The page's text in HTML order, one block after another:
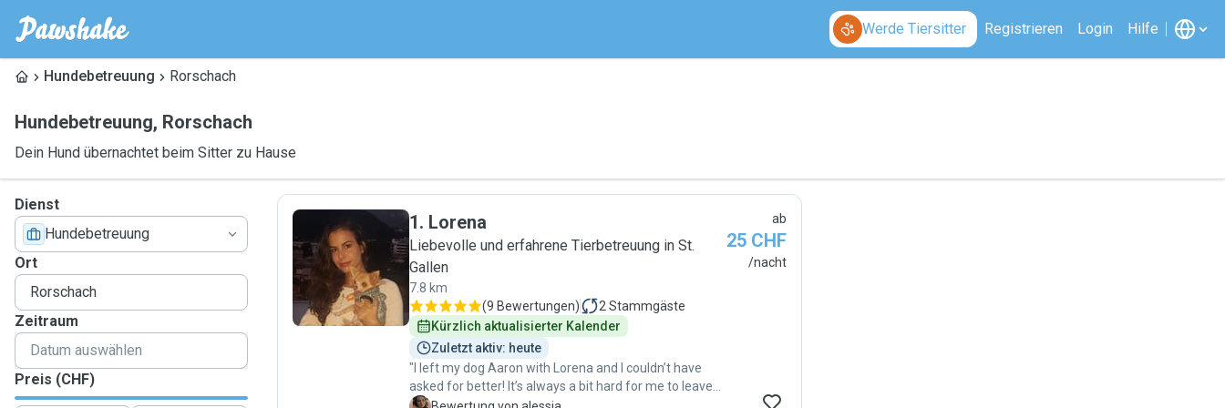
Werde Tiersitter Registrieren Login Hilfe
Hundebetreuung Rorschach
Hundebetreuung, Rorschach
Dein Hund übernachtet beim Sitter zu Hause
Dienst
Hundebetreuung
Ort
Zeitraum
Preis (CHF)
L
1. Lorena
Liebevolle und erfahrene Tierbetreuung in St.
Gallen
7.8 km
(9 Bewertungen) 2 Stammgäste
Kürzlich aktualisierter Kalender
Zuletzt aktiv: heute
"I left my dog Aaron with Lorena and I couldn’t have
asked for better! It’s always a bit hard for me to leave
him with someone else, because Aaron is very
ab
25 CHF
/nacht